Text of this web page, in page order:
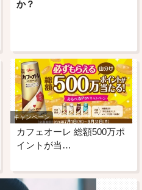
か？
キャンペーン
カフェオーレ 総額500万ポ
イントが当…